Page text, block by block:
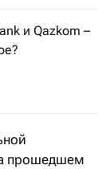
и Qazkom –
на CFO
прошедшем